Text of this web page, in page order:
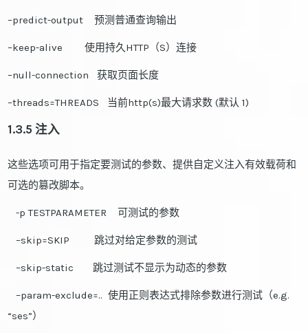
–predict-output 预测普通查询输出
–keep-alive 使用持久HTTP（S）连接
–null-connection 获取页面长度
–threads=THREADS 当前http(s)最大请求数 (默认 1)
1.3.5 注入
这些选项可用于指定要测试的参数、提供自定义注入有效载荷和
可选的篡改脚本。
-p TESTPARAMETER 可测试的参数
–skip=SKIP 跳过对给定参数的测试
–skip-static 跳过测试不显示为动态的参数
–param-exclude=.. 使用正则表达式排除参数进行测试（e.g.
“ses”）